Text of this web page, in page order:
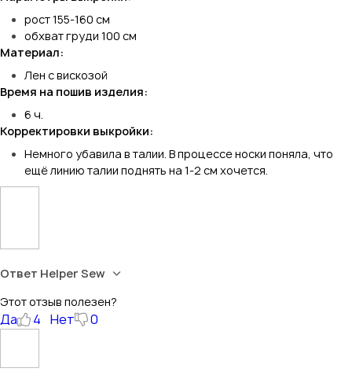
рост 155-160 см
обхват груди 100 см
Материал:
Лен с вискозой
Время на пошив изделия:
6 ч.
Корректировки выкройки:
Немного убавила в талии. В процессе носки поняла, что
ещё линию талии поднять на 1-2 см хочется.
Ответ Helper Sew
Этот отзыв полезен?
Да 4 Нет 0